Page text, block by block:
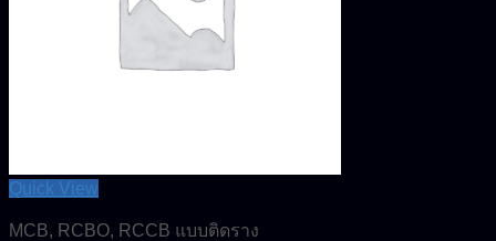
Quick View
MCB, RCBO, RCCB แบบติดราง